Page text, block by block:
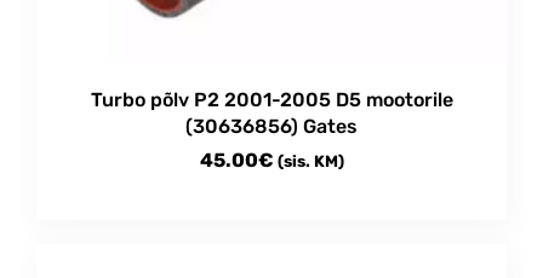
Turbo põlv P2 2001-2005 D5 mootorile
(30636856) Gates
45.00€ (sis. KM)